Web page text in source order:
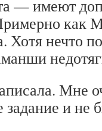
— имеют
как
нечто
Мне
задание и